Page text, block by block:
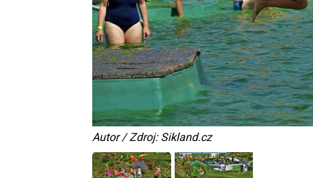
Autor / Zdroj: Sikland.cz